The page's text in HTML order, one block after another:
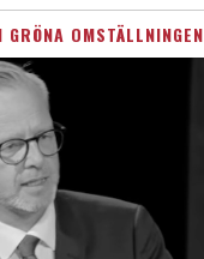
GRÖNA OMSTÄLLNINGEN